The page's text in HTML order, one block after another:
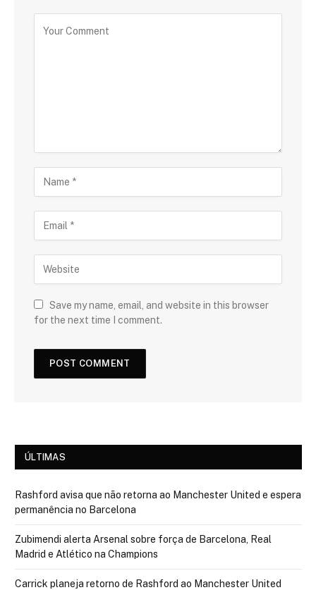
Save my name, email, and website in this browser
for the next time I comment.
ÚLTIMAS
Rashford avisa que não retorna ao Manchester United e espera
permanência no Barcelona
Zubimendi alerta Arsenal sobre força de Barcelona, Real
Madrid e Atlético na Champions
Carrick planeja retorno de Rashford ao Manchester United